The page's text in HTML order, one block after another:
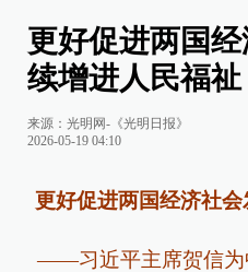
更好促进两国
续增进人民福祉
来源： 光明网-《光明日报》
2026-05-19 04:10
更好促进两国经济社
——习近平主席贺信为